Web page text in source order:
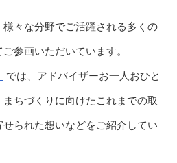
々な分野でご活躍される多くの
参画いただいています。
では、アドバイザーお一人おひと
ちづくりに向けたこれまでの取
られた想いなどをご紹介してい